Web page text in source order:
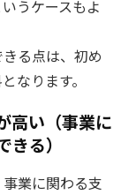
うケースもよ
る点は、初め
なります。
高い（事業に
る）
業に関わる支